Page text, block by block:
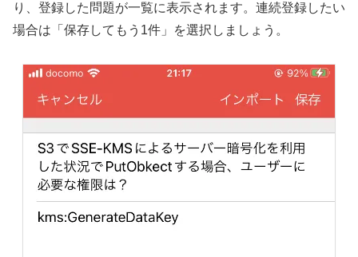
り、登録した問題が一覧に表示されます。連続登録したい
場合は「保存してもう1件」を選択しましょう。